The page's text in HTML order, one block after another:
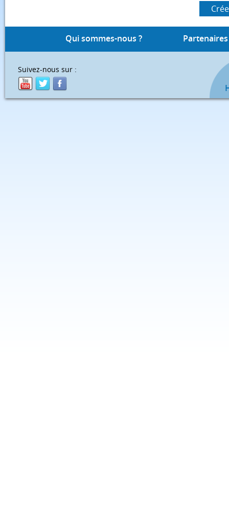
Qui sommes-nous ? Partenaires
Suivez-nous sur :